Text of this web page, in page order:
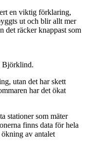
en viktig förklaring,
ut och blir allt mer
det räcker knappast som
Björklind.
utan det har skett
har det ökat
stationer som mäter
finns data för hela
av antalet